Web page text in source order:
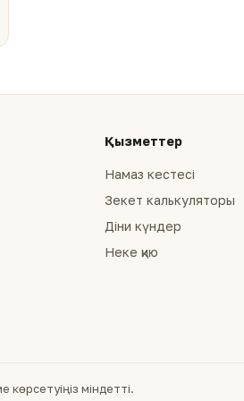
Қызметтер
Намаз кестесі
Зекет калькуляторы
Діни күндер
Неке қию
міндетті.